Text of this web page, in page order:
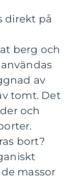
direkt på
berg och
av
tomt. Det
och
bort?
massor